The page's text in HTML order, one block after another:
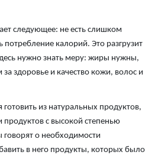
следующее: не есть слишком
калорий. Это разгрузит
нужно знать меру: жиры нужны,
здоровье и качество кожи, волос и
из натуральных продуктов,
продуктов с высокой степенью
говорят о необходимости
в него продукты, которых было